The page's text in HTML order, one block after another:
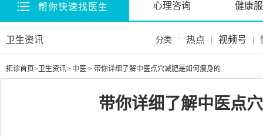
帮你快速找医生 心理咨询 健康
卫生资讯 分类 : 热点 | 视频号 |
拓诊首页> 卫生资讯> 中医 > 带你详细了解中医点穴减肥是如何瘦身的
带你详细了解中医点